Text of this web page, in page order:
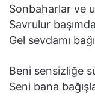
Sonbaharlar ve
Savrulur
Gel sevdamı
Beni sensizliğe
Seni bana